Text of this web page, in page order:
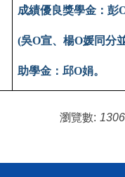
成績優良獎學金：彭
(吳O宣、楊O媛同分
助學金：邱O娟。
瀏覽數: 1306